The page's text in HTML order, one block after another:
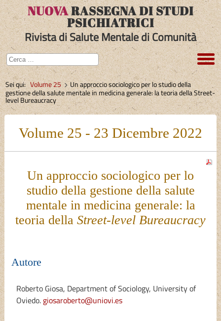
NUOVARASSEGNA DI STUDI
PSICHIATRICI
Rivista di Salute Mentale di Comunità
Sei qui:Volume 25
Un approccio sociologico per lo studio della
gestione della salute mentale in medicina generale: la teoria della Street-
level Bureaucracy
Volume 25 - 23 Dicembre 2022
Un approccio sociologico per lo
studio della gestione della salute
mentale in medicina generale: la
teoria della Street-level Bureaucracy
Autore
Roberto Giosa, Department of Sociology, University of
Oviedo. giosaroberto@uniovi.es